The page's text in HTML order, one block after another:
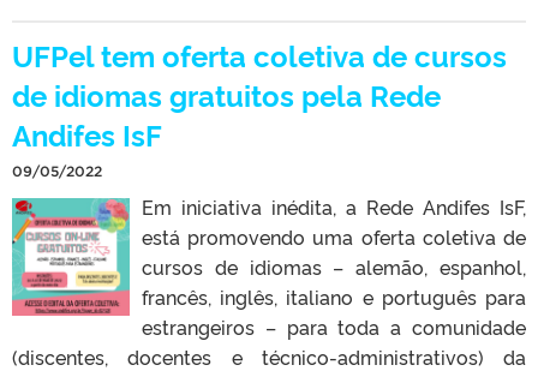
UFPel tem oferta coletiva de cursos
de idiomas gratuitos pela Rede
Andifes IsF
09/05/2022
Em iniciativa inédita, a Rede Andifes IsF,
está promovendo uma oferta coletiva de
cursos de idiomas – alemão, espanhol,
francês, inglês, italiano e português para
estrangeiros – para toda a comunidade
(discentes, docentes e técnico-administrativos) da